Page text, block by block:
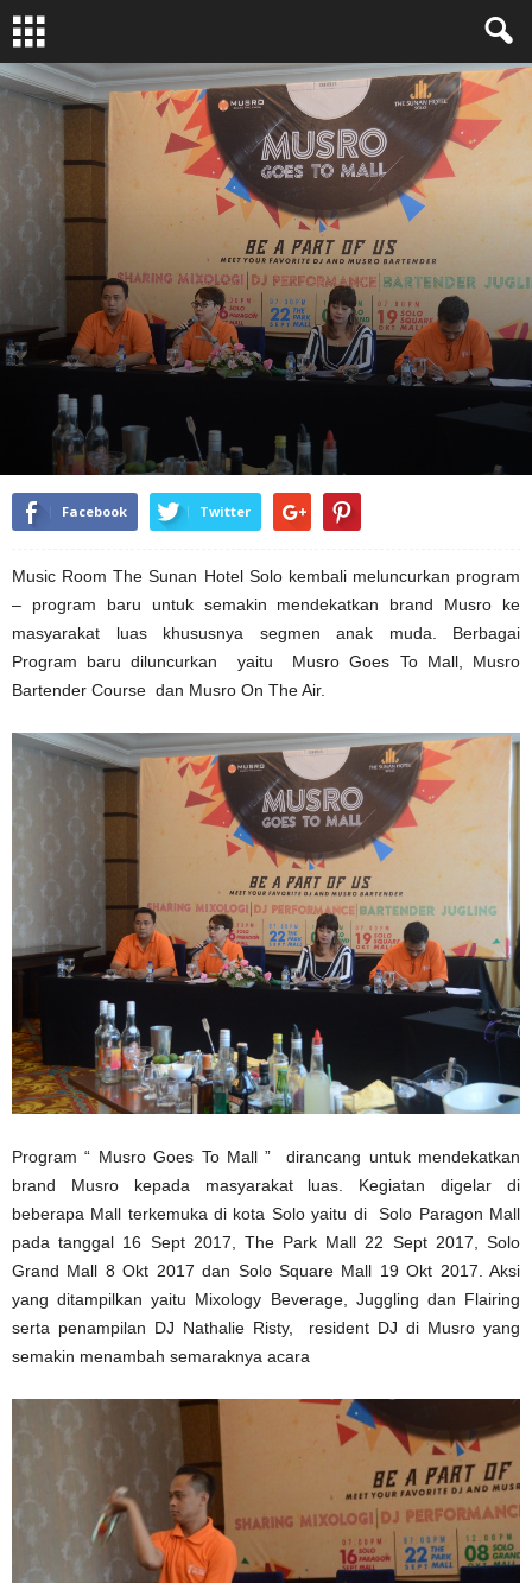
LAUNCHING
Byadminsunan- September 20, 2017 1778
Facebook
Twitter
Music Room The Sunan Hotel Solo kembali meluncurkan program
– program baru untuk semakin mendekatkan brand Musro ke
masyarakat luas khususnya segmen anak muda. Berbagai
Program baru diluncurkan yaitu Musro Goes To Mall, Musro
Bartender Course dan Musro On The Air.
Program “ Musro Goes To Mall ” dirancang untuk mendekatkan
brand Musro kepada masyarakat luas. Kegiatan digelar di
beberapa Mall terkemuka di kota Solo yaitu di Solo Paragon Mall
pada tanggal 16 Sept 2017, The Park Mall 22 Sept 2017, Solo
Grand Mall 8 Okt 2017 dan Solo Square Mall 19 Okt 2017. Aksi
yang ditampilkan yaitu Mixology Beverage, Juggling dan Flairing
serta penampilan DJ Nathalie Risty, resident DJ di Musro yang
semakin menambah semaraknya acara